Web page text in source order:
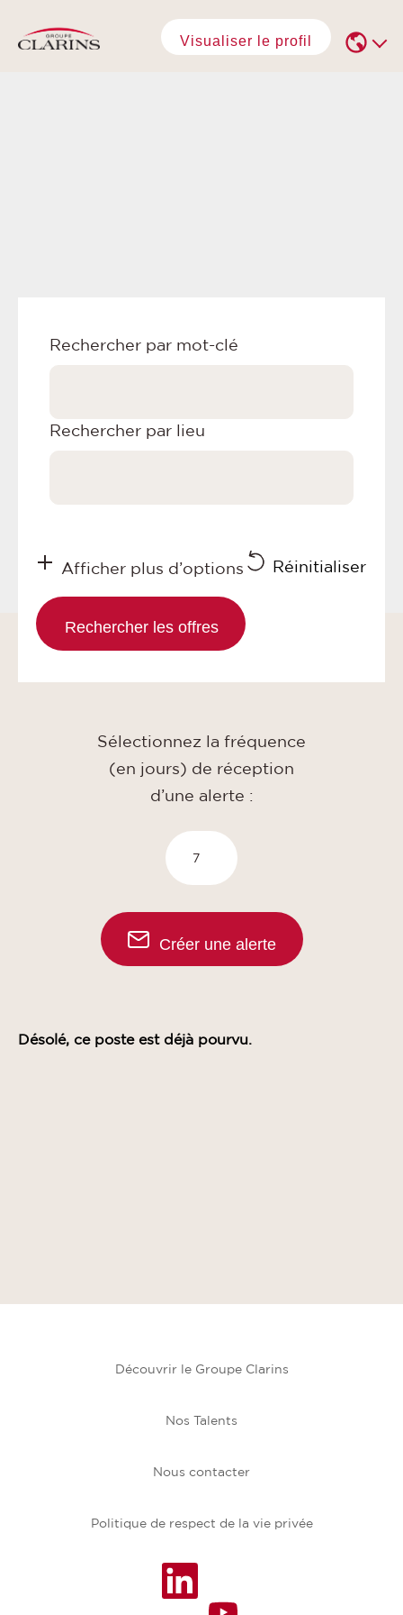
Visualiser le profil
Rechercher par mot-clé
Rechercher par lieu
Afficher plus d’options Réinitialiser
Sélectionnez la fréquence
(en jours) de réception
d’une alerte :
Créer une alerte
Désolé, ce poste est déjà pourvu.
Découvrir le Groupe Clarins
Nos Talents
Nous contacter
Politique de respect de la vie privée
S
o